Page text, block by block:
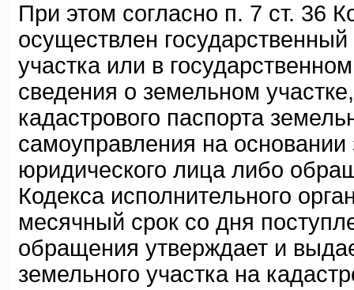
При этом согласно п. 7 ст. 36
осуществлен
участка или в
сведения о земельном
кадастрового паспорта
самоуправления на
юридического лица либо
Кодекса исполнительного
месячный срок со дня
обращения утверждает и
земельного участка на